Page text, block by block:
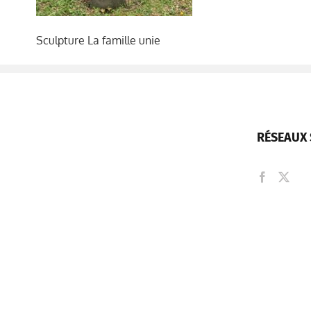
Sculpture La famille unie